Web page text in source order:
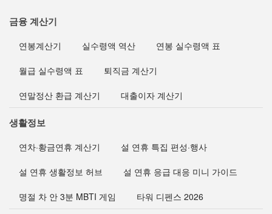
금융 계산기
연봉계산기 실수령액 역산 연봉 실수령액 표
월급 실수령액 표 퇴직금 계산기
연말정산 환급 계산기 대출이자 계산기
생활정보
연차·황금연휴 계산기 설 연휴 특집 편성·행사
설 연휴 생활정보 허브 설 연휴 응급 대응 미니 가이드
명절 차 안 3분 MBTI 게임 타워 디펜스 2026